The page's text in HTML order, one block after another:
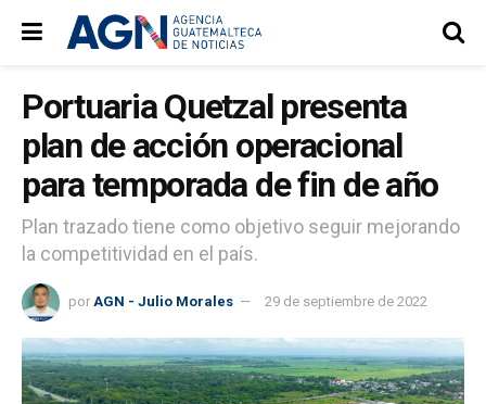
Portuaria Quetzal presenta
plan de acción operacional
para temporada de fin de año
Plan trazado tiene como objetivo seguir mejorando
la competitividad en el país.
por AGN - Julio Morales 29 de septiembre de 2022